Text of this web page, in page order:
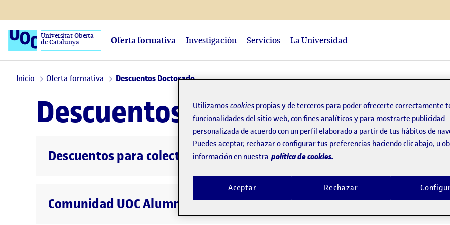
Universitat Oberta
de Catalunya Oferta formativa Investigación Servicios La Universidad
Inicio Oferta formativa Descuentos Doctorado
Descuentos
Descuentos para colectivos
Comunidad UOC Alumni
Utilizamos cookies propias y de terceros para poder ofrecerte correctamente
funcionalidades del sitio web, con fines analíticos y para mostrarte publicidad
personalizada de acuerdo con un perfil elaborado a partir de tus hábitos de
Puedes aceptar, rechazar o configurar tus preferencias haciendo clic abajo, u
información en nuestra política de cookies.
Rechazar
Aceptar